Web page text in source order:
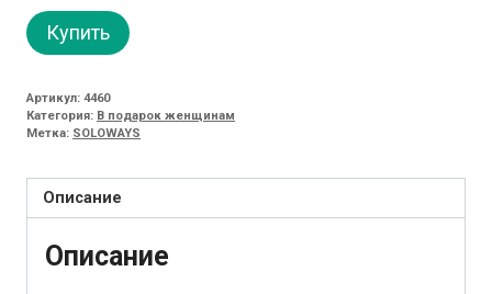
Купить
Артикул: 4460
Категория: В подарок женщинам
Метка: SOLOWAYS
Описание
Описание